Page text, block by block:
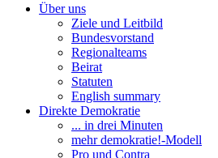
Main menu
Über uns
Ziele und Leitbild
Bundesvorstand
Regionalteams
Beirat
Statuten
English summary
Direkte Demokratie
... in drei Minuten
mehr demokratie!-Modell
Pro und Contra